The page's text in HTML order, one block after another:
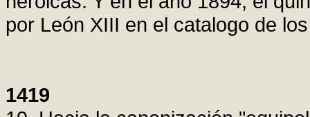
por León XIII en el catalogo de
1419